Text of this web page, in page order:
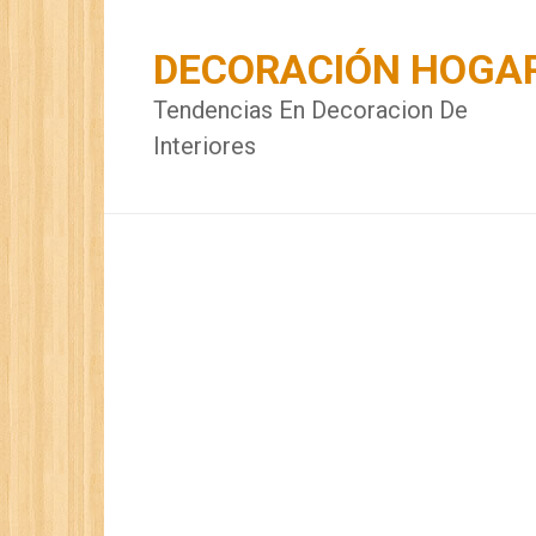
DECORACIÓN
Tendencias En Decoracion De
Interiores